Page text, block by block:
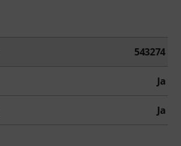
543274
Ja
Ja